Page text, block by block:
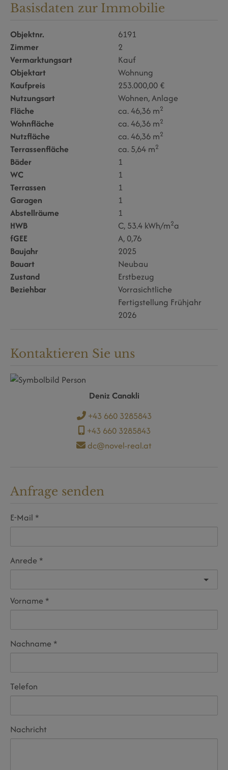
Basisdaten zur Immobilie
Objektnr.
6191
Zimmer
2
Vermarktungsart
Kauf
Objektart
Wohnung
Kaufpreis
253.000,00 €
Nutzungsart
Wohnen Anlage
Fläche
ca. 46,36 m2
Wohnfläche ca. 46,36 m2
Nutzfläche ca. 46,36 m2
Terrassenfläche ca. 5,64 m2
Bäder
1
WC
1
Terrassen
1
Garagen
1
Abstellräume
1
HWB
C, 53.4 kWh/m2a
fGEE
A, 0,76
Baujahr
2025
Bauart
Neubau
Zustand
Erstbezug
Beziehbar
Vorrasichtliche
Fertigstellung Frühjahr
2026
Kontaktieren Sie uns
Deniz Canakli
+43 660 3285843
+43 660 3285843
dc@novel-real.at
Anfrage senden
E-Mail
Anrede
Vorname
Nachname
Telefon
Nachricht